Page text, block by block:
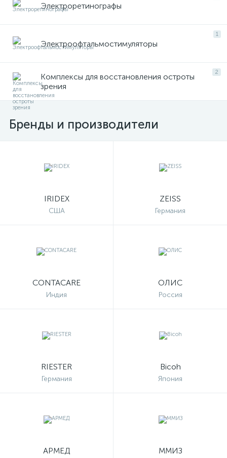
Электроретинографы
1
Электроофтальмостимуляторы
2
Комплексы для восстановления остроты
зрения
Бренды и производители
IRIDEX
США
ZEISS
Германия
CONTACARE
Индия
ОЛИС
Россия
RIESTER
Германия
Bicoh
Япония
АРМЕД ММИЗ